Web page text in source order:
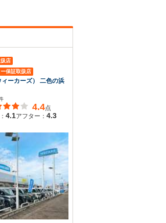
店
保証取扱店
ーカーズ） 二色の浜
4.4点
4.1アフター： 4.3